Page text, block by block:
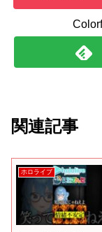
関連記事
ホロライブ